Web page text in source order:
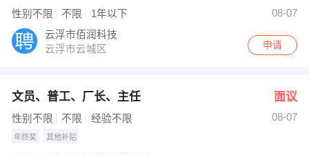
性别不限 不限 1年以下
08-07
云浮市佰润科技
云浮市云城区
申请
文员、普工、厂长、主任 面议
性别不限 不限 经验不限 08-07
年终奖 其他补贴